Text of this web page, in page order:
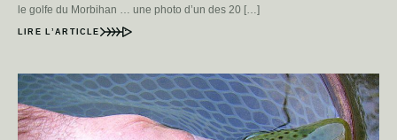
le golfe du Morbihan … une photo d’un des 20 […]
LIRE L’ARTICLE